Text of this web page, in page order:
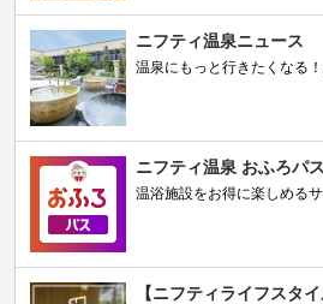
ニフティ温泉ニュース
温泉にもっと行きたくなる
ニフティ温泉 おふろパス
温浴施設をお得に楽しめる
【ニフティライフスタ